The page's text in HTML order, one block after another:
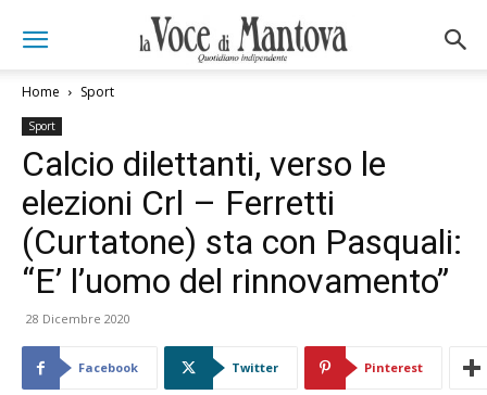
Home Sport
Sport
Calcio dilettanti, verso le
elezioni Crl – Ferretti
(Curtatone) sta con Pasquali:
“E’ l’uomo del rinnovamento”
28 Dicembre 2020
Facebook Twitter Pinterest